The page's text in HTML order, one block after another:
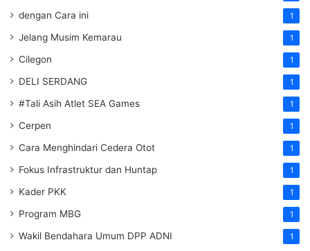
dengan Cara ini 1
Jelang Musim Kemarau 1
Cilegon 1
DELI SERDANG 1
#Tali Asih Atlet SEA Games 1
Cerpen 1
Cara Menghindari Cedera Otot 1
Fokus Infrastruktur dan Huntap 1
Kader PKK 1
Program MBG 1
Wakil Bendahara Umum DPP ADNI 1